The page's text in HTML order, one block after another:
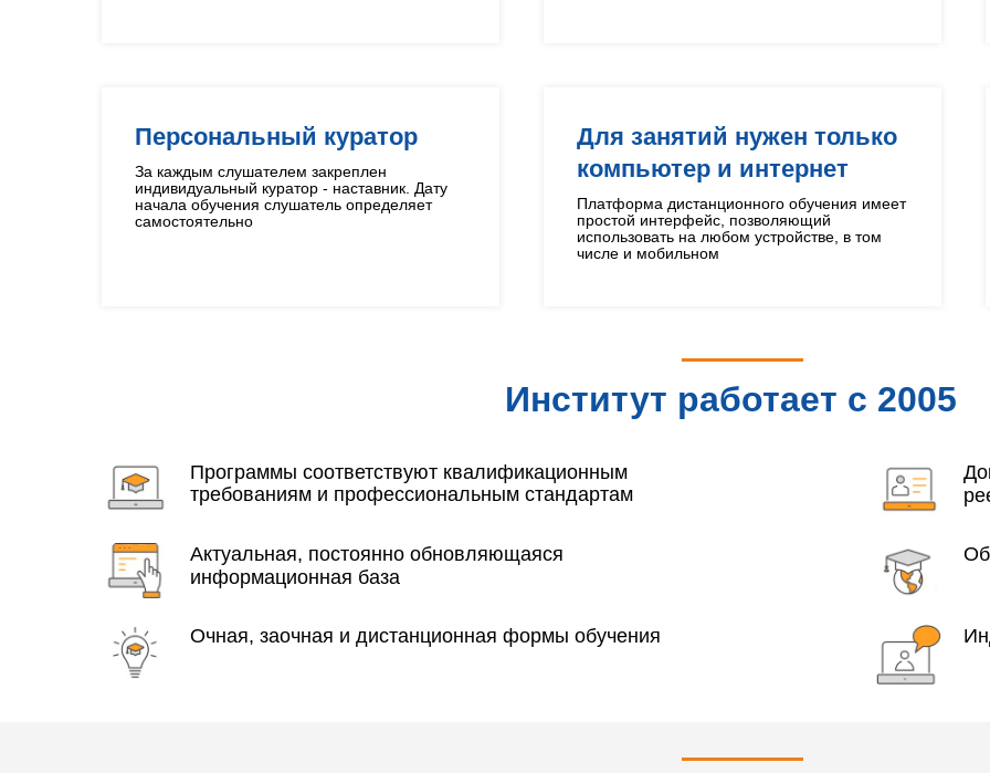
Персональный куратор
За каждым слушателем закреплен
индивидуальный куратор - наставник. Дату
начала обучения слушатель определяет
самостоятельно
Для занятий нужен только
компьютер и интернет
Платформа дистанционного обучения имеет
простой интерфейс, позволяющий
использовать на любом устройстве, в том
числе и мобильном
Институт работает с 2005
Программы соответствуют квалификационным
требованиям и профессиональным стандартам
Актуальная, постоянно обновляющаяся
информационная база
Очная, заочная и дистанционная формы обучения